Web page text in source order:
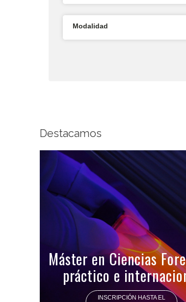
Modalidad
Destacamos
Máster en Ciencias
práctico e
INSCRIPCIÓN HASTA EL